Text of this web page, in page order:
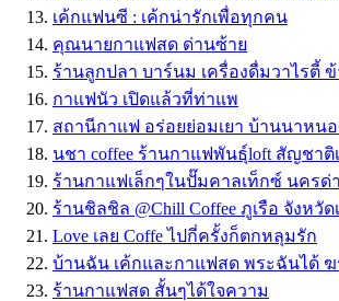
เค้กแฟนซี : เค้กน่ารักเพื่อทุกคน
คุณนายกาแฟสด ด่านซ้าย
ร้านลูกปลา บาร์นม เครื่องดื่มวาไรตี้
กาแฟนัว เปิดแล้วที่ท่าแพ
สถานีกาแฟ อร่อยย่อมเยา บ้านนาหนอ
นชา coffee ร้านกาแฟพันธุ์loft สัญชาติ
ร้านกาแฟเล็กๆในปั๊มคาลเท็กซ์ นครด่
ร้านชิลชิล @Chill Coffee ภูเรือ จังหวัด
Love เลย Coffe ไปกี่ครั้งก็ตกหลุมรัก
บ้านฉัน เค้กและกาแฟสด พระฉันได้
ร้านกาแฟสด สั้นๆได้ใจความ